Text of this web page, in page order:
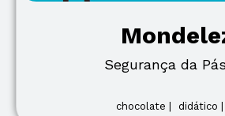
Segurança da
chocolate | didático |